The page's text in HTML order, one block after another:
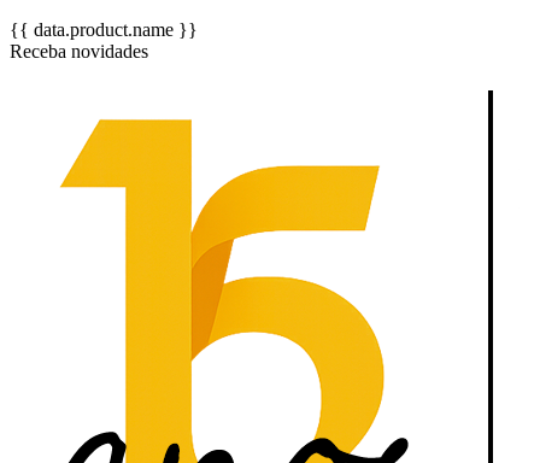
{{ data.product.name }}
Receba novidades